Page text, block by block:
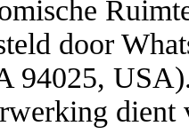
door
94025,